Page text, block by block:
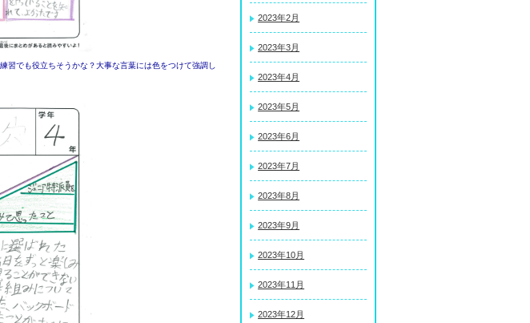
2023年2月
2023年3月
2023年4月
2023年5月
2023年6月
2023年7月
2023年8月
2023年9月
2023年10月
2023年11月
2023年12月
習でも役立ちそうかな？大事な言葉には色をつけて強調し